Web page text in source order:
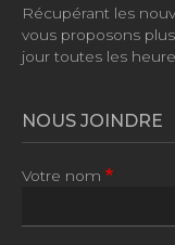
Récupérant les
vous proposons
jour toutes les
NOUS JOINDRE
Votre nom